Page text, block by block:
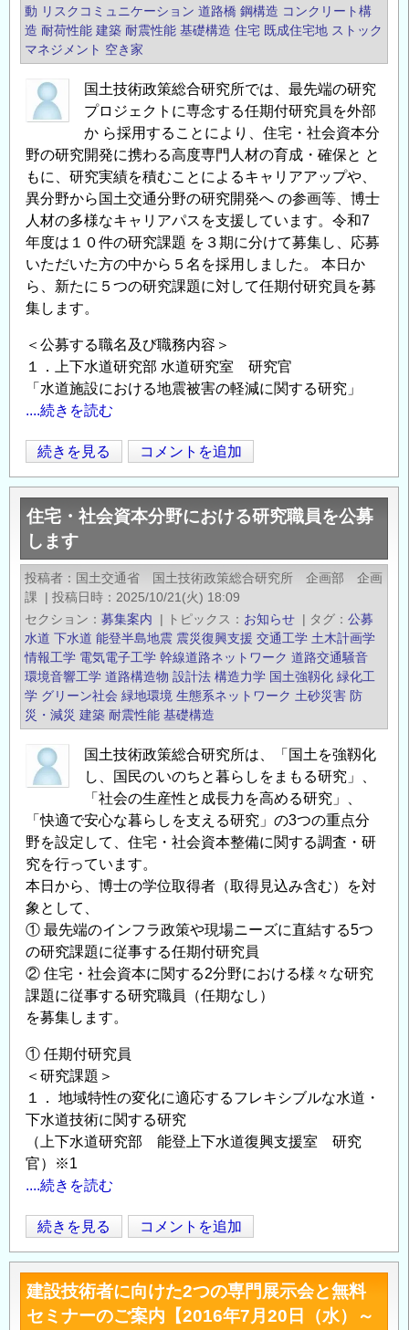
野
の
研
課
題
に
取
り
組
む
研
者
新
た
に
募
集
し
ま
す
～
任
期
付
研
究
員
の
公
（令
和
年
度
第
１
期）
～
の
動 リスクコミュニケーション 道路橋 鋼構造 コンクリート構
造 耐荷性能 建築 耐震性能 基礎構造 住宅 既成住宅地 ストック
マネジメント 空き家
国土技術政策総合研究所では、最先端の研究
プロジェクトに専念する任期付研究員を外部
か ら採用することにより、住宅・社会資本分
野の研究開発に携わる高度専門人材の育成・確保と と
もに、研究実績を積むことによるキャリアアップや、
異分野から国土交通分野の研究開発へ の参画等、博士
人材の多様なキャリアパスを支援しています。令和7
年度は１０件の研究課題 を３期に分けて募集し、応募
いただいた方の中から５名を採用しました。 本日か
ら、新たに５つの研究課題に対して任期付研究員を募
集します。
＜公募する職名及び職務内容＞
１．上下水道研究部 水道研究室 研究官
「水道施設における地震被害の軽減に関する研究」
....続きを読む
住
宅・
社
会
資
本
分
野
の
研
究
課
題
に
取
組
む
研
究
者
を
新
た
に
募
集
し
す
～
任
期
研
究
員
の
公
続きを見る コメントを追加
住宅・社会資本分野における研究職員を公募
します
投稿者
国土交通省 国土技術政策総合研究所 企画部 企画
課
| 投稿日時
2025/10/21(火) 18:09
セクション
募集案内 | トピックス お知らせ | タグ
公募
水道 下水道 能登半島地震 震災復興支援 交通工学 土木計画学
情報工学 電気電子工学 幹線道路ネットワーク 道路交通騒音
環境音響工学 道路構造物 設計法 構造力学 国土強靱化 緑化工
学 グリーン社会 緑地環境 生態系ネットワーク 土砂災害 防
災・減災 建築 耐震性能 基礎構造
国土技術政策総合研究所は、「国土を強靱化
し、国民のいのちと暮らしをまもる研究」、
「社会の生産性と成長力を高める研究」、
「快適で安心な暮らしを支える研究」の3つの重点分
野を設定して、住宅・社会資本整備に関する調査・研
究を行っています。
本日から、博士の学位取得者（取得見込み含む）を対
象として、
① 最先端のインフラ政策や現場ニーズに直結する5つ
の研究課題に従事する任期付研究員
② 住宅・社会資本に関する2分野における様々な研究
課題に従事する研究職員（任期なし）
を募集します。
① 任期付研究員
＜研究課題＞
１． 地域特性の変化に適応するフレキシブルな水道・
下水道技術に関する研究
（上下水道研究部 能登上下水道復興支援室 研究
官）※1
....続きを読む
住
宅・
社
会
資
続きを見る コメントを追加
建設技術者に向けた2つの専門展示会と無料
セミナーのご案内【2016年7月20日（水）～